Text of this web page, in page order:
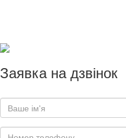
Заявка на дзвінок